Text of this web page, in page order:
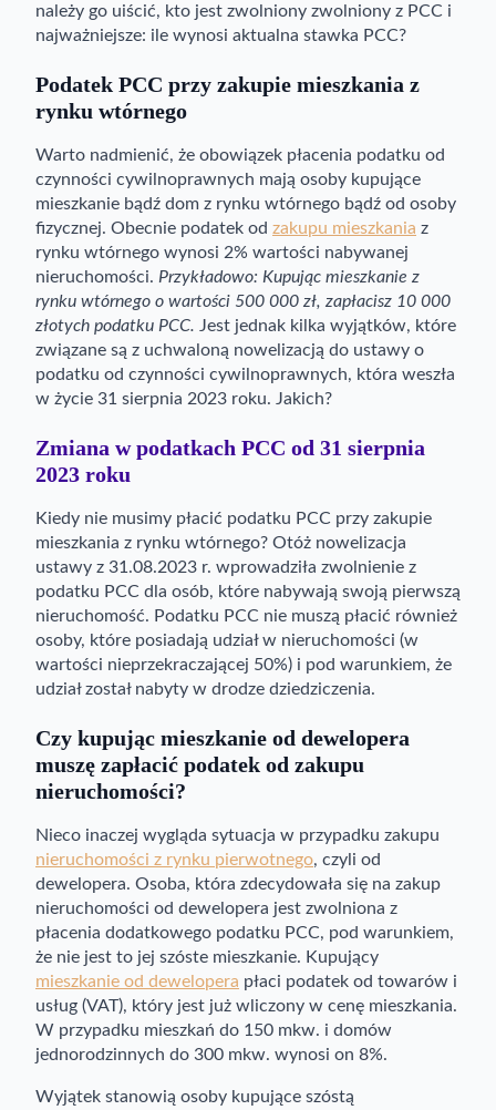
należy go uiścić, kto jest zwolniony zwolniony z PCC i
najważniejsze: ile wynosi aktualna stawka PCC?
Podatek PCC przy zakupie mieszkania z
rynku wtórnego
Warto nadmienić, że obowiązek płacenia podatku od
czynności cywilnoprawnych mają osoby kupujące
mieszkanie bądź dom z rynku wtórnego bądź od osoby
fizycznej. Obecnie podatek od zakupu mieszkania z
rynku wtórnego wynosi 2% wartości nabywanej
nieruchomości. Przykładowo: Kupując mieszkanie z
rynku wtórnego o wartości 500 000 zł, zapłacisz 10 000
złotych podatku PCC. Jest jednak kilka wyjątków, które
związane są z uchwaloną nowelizacją do ustawy o
podatku od czynności cywilnoprawnych, która weszła
w życie 31 sierpnia 2023 roku. Jakich?
Zmiana w podatkach PCC od 31 sierpnia
2023 roku
Kiedy nie musimy płacić podatku PCC przy zakupie
mieszkania z rynku wtórnego? Otóż nowelizacja
ustawy z 31.08.2023 r. wprowadziła zwolnienie z
podatku PCC dla osób, które nabywają swoją pierwszą
nieruchomość. Podatku PCC nie muszą płacić również
osoby, które posiadają udział w nieruchomości (w
wartości nieprzekraczającej 50%) i pod warunkiem, że
udział został nabyty w drodze dziedziczenia.
Czy kupując mieszkanie od dewelopera
muszę zapłacić podatek od zakupu
nieruchomości?
Nieco inaczej wygląda sytuacja w przypadku zakupu
nieruchomości z rynku pierwotnego, czyli od
dewelopera. Osoba, która zdecydowała się na zakup
nieruchomości od dewelopera jest zwolniona z
płacenia dodatkowego podatku PCC, pod warunkiem,
że nie jest to jej szóste mieszkanie. Kupujący
mieszkanie od dewelopera płaci podatek od towarów i
usług (VAT), który jest już wliczony w cenę mieszkania.
W przypadku mieszkań do 150 mkw. i domów
jednorodzinnych do 300 mkw. wynosi on 8%.
Wyjątek stanowią osoby kupujące szóstą